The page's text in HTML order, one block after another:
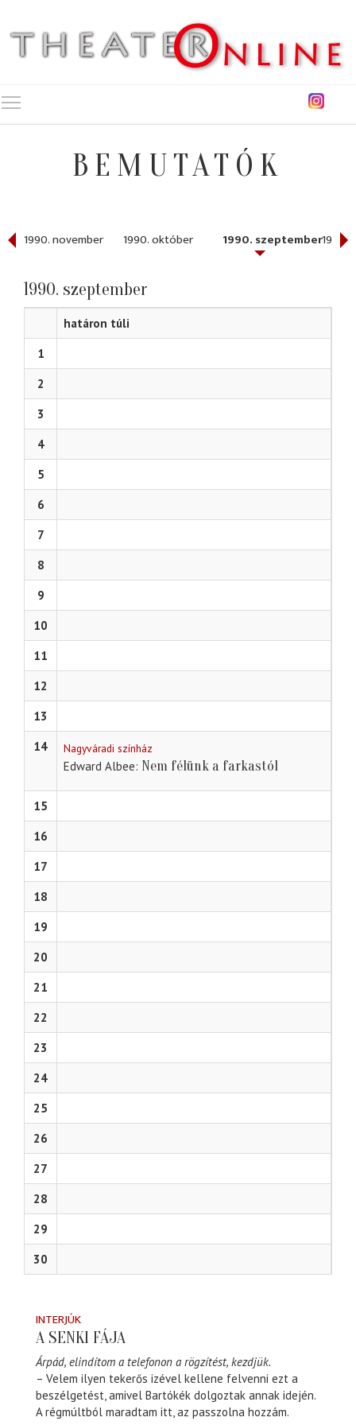
BEMUTATÓK
1990. november 1990. október 1990. szeptember1990.
1990. szeptember
határon túli
1
2
3
4
5
6
7
8
9
10
11
12
13
14
Nagyváradi színház
Edward Albee Nem félünk a farkastól
15
16
17
18
19
20
21
22
23
24
25
26
27
28
29
30
INTERJÚK
A SENKI FÁJA
Árpád, elindítom a telefonon a rögzítést, kezdjük.
– Velem ilyen tekerős izével kellene felvenni ezt a
beszélgetést, amivel Bartókék dolgoztak annak idején.
A régmúltból maradtam itt, az passzolna hozzám.